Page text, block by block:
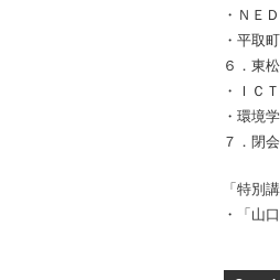
・ＮＥ
・平取
６．東
・ＩＣ
・環境
７．閉
「特別
・「山